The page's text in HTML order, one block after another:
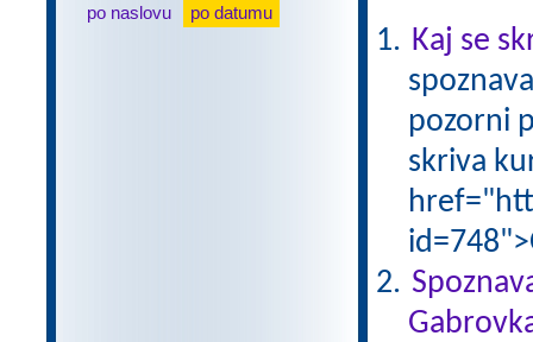
po naslovu
po datumu
Kaj se
pozorni
skriva